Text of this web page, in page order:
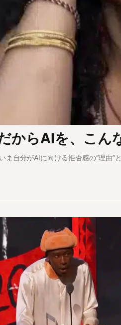
らAIを、こん
ま自分がAIに向ける拒否感の“理由